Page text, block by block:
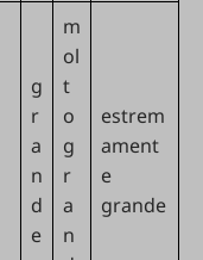
g
r
a
n
d
e
m
ol
t
o
g
r
a
n
estrem
ament
e
grande